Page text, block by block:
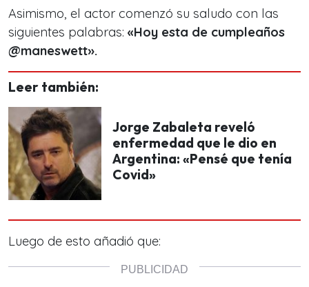
Asimismo, el actor comenzó su saludo con las
siguientes palabras: «Hoy esta de cumpleaños
@maneswett».
Leer también:
Jorge Zabaleta reveló
enfermedad que le dio en
Argentina: «Pensé que tenía
Covid»
Luego de esto añadió que: